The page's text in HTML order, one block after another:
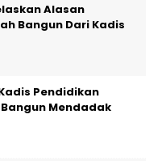
Alasan
Bangun Dari Kadis
Pendidikan
Mendadak